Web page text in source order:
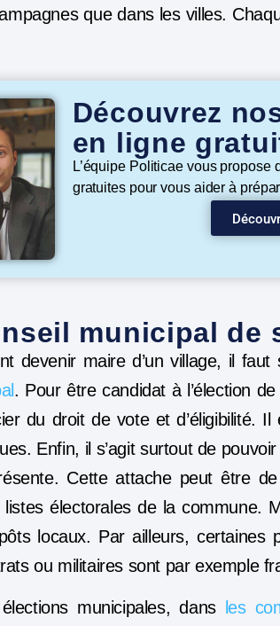
que dans les villes.
Découvrez
en ligne
L’équipe Politicae vous propose
gratuites pour vous aider à
municipal de
devenir maire d’un village, il faut
. Pour être candidat à l’élection
du droit de vote et d’éligibilité.
Enfin, il s’agit surtout de pouvoir
Cette attache peut être
électorales de la commune.
locaux. Par ailleurs, certaines
ou militaires sont par exemple
municipales, dans les